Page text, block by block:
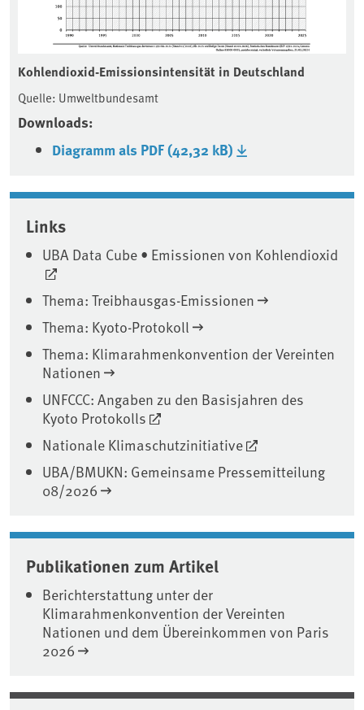
Kohlendioxid-Emissionsintensität in Deutschland
Quelle: Umweltbundesamt
Downloads:
Diagramm als PDF (42,32 kB)
Associated content
Links
UBA Data Cube • Emissionen von Kohlendioxid
Thema: Treibhausgas-Emissionen
Thema: Kyoto-Protokoll
Thema: Klimarahmenkonvention der Vereinten
Nationen
UNFCCC: Angaben zu den Basisjahren des
Kyoto Protokolls
Nationale Klimaschutzinitiative
UBA/BMUKN: Gemeinsame Pressemitteilung
08/2026
Publikationen zum Artikel
Berichterstattung unter der
Klimarahmenkonvention der Vereinten
Nationen und dem Übereinkommen von Paris
2026